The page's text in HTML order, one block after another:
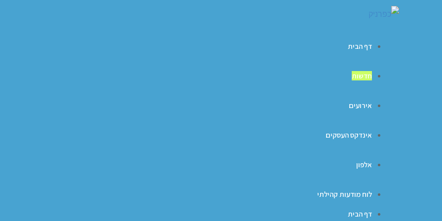
דף הבית
חדשות
אירועים
אינדקס העסקים
אלפון
לוח מודעות קהילתי
דף הבית